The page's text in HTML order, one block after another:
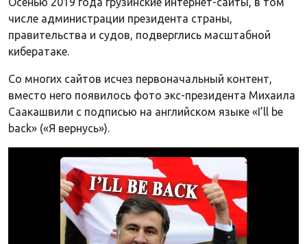
числе администрации президента страны,
правительства и судов, подверглись масштабной
кибератаке.
Со многих сайтов исчез первоначальный контент,
вместо него появилось фото экс-президента Михаила
Саакашвили с подписью на английском языке «I’ll be
back» («Я вернусь»).